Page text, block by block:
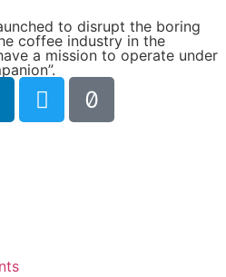
to disrupt the boring
coffee industry in the
a mission to operate under